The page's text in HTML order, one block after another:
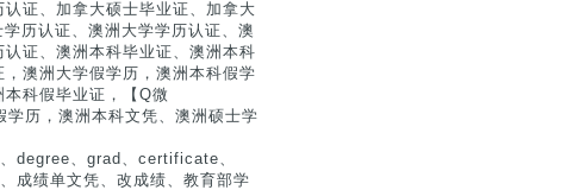
证、加拿大硕士毕业证、加拿大
历认证、澳洲大学学历认证、澳
证、澳洲本科毕业证、澳洲本科
澳洲大学假学历，澳洲本科假学
科假毕业证，【Q微
历，澳洲本科文凭、澳洲硕士学
degree、grad、certificate、
成绩单文凭、改成绩、教育部学